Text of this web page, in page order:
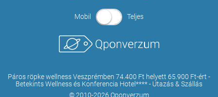
Mobil Teljes
Páros röpke wellness Veszprémben 74.400 Ft helyett 65.900 Ft-ért -
Betekints Wellness és Konferencia Hotel**** - Utazás & Szállás
© 2010-2026 Qponverzum